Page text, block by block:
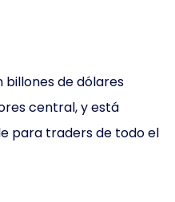
billones de dólares
central, y está
para traders de todo el